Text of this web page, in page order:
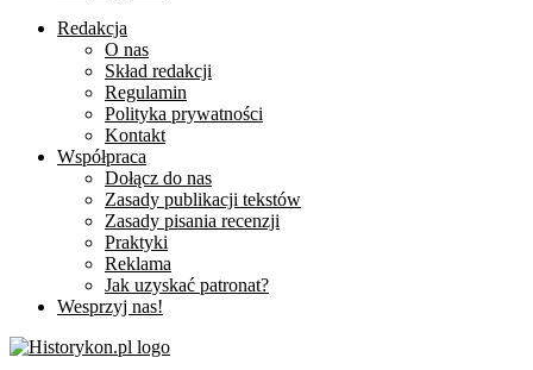
Redakcja
O nas
Skład redakcji
Regulamin
Polityka prywatności
Kontakt
Współpraca
Dołącz do nas
Zasady publikacji tekstów
Zasady pisania recenzji
Praktyki
Reklama
Jak uzyskać patronat?
Wesprzyj nas!